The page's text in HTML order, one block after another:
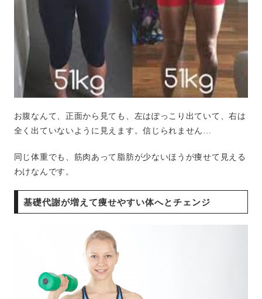
お腹なんて、正面から見ても、左はぽっこり出ていて、右は
全く出ていないように見えます。信じられません…
同じ体重でも、筋肉あって脂肪が少ないほうが痩せて見える
わけなんです。
基礎代謝が増えて痩せやすい体へとチェンジ